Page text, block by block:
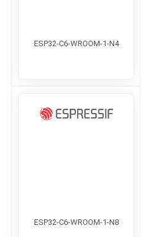
ESP32-C6-WROOM-1-N4
ESP32-C6-WROOM-1-N8